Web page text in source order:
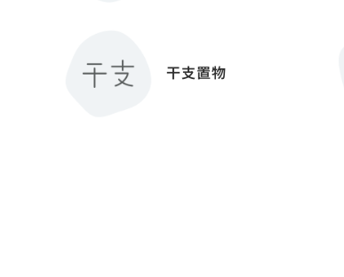
干支置物